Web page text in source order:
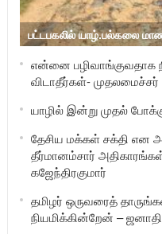
பட்டபகலில் யாழ்.பல்கலை
என்னை பழிவாங்குவதாக
விடாதீர்கள்- முதலமைச்சர்
யாழில் இன்று முதல்
தேசிய மக்கள் சக்தி என
தீர்மானம்சார்
கஜேந்திரகுமார்
தமிழர் ஒருவரைத்
நியமிக்கின்றேன் –